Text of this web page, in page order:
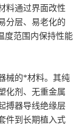
料通过界面改性
分层、易老化的
度范围内保持性能
械的*材料。其纯
化剂、无重金属
搏器导线绝缘层
件到长期植入式